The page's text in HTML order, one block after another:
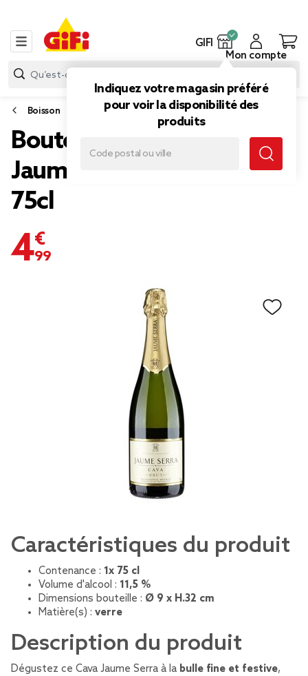
GIFI
Indiquez votre magasin préféré
pour voir la disponibilité des
produits
Mon compte
Boisson
Bouteille vin pétillant Cava
Jaume Serra brut 11,5%
75cl
4,99 €
Caractéristiques du produit
Contenance : 1x 75 cl
Volume d'alcool : 11,5 %
Dimensions bouteille : Ø 9 x H.32 cm
Matière(s) : verre
Description du produit
Dégustez ce Cava Jaume Serra à la bulle fine et festive,